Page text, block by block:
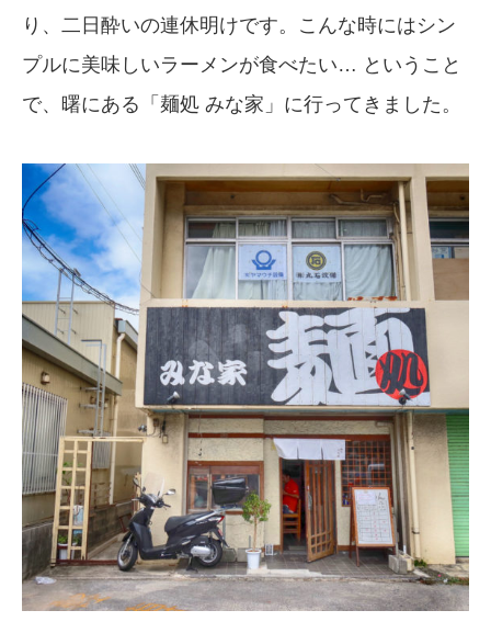
り、二日酔いの連休明けです。こんな時にはシン
プルに美味しいラーメンが食べたい… ということ
で、曙にある「麺処 みな家」に行ってきました。